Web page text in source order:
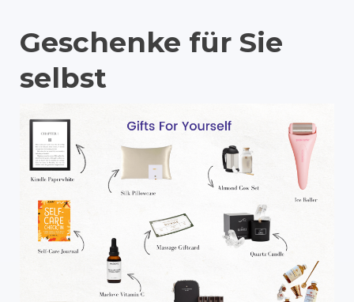
Geschenke für Sie
selbst